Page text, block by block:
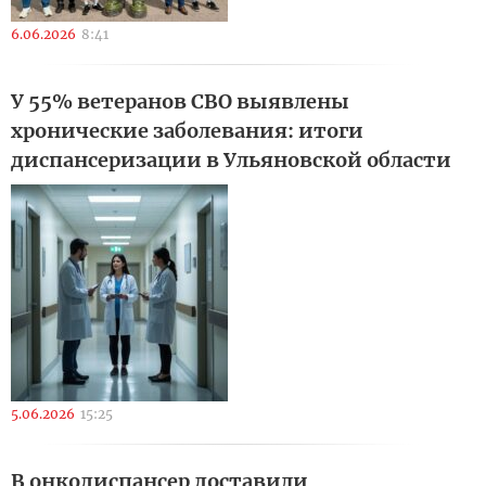
6.06.2026 8:41
У 55% ветеранов СВО выявлены
хронические заболевания: итоги
диспансеризации в Ульяновской области
5.06.2026 15:25